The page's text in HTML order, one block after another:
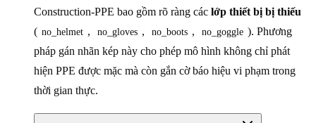
Construction-PPE bao gồm rõ ràng các lớp thiết bị bị thiếu
( no_helmet , no_gloves , no_boots , no_goggle ). Phương
pháp gán nhãn kép này cho phép mô hình không chỉ phát
hiện PPE được mặc mà còn gắn cờ báo hiệu vi phạm trong
thời gian thực.